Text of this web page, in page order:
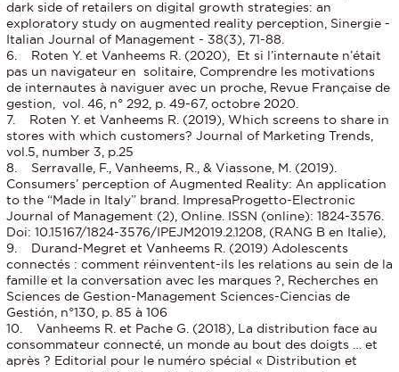
dark side of retailers on digital growth strategies: an
exploratory study on augmented reality perception, Sinergie -
Italian Journal of Management - 38(3), 71-88.
6. Roten Y. et Vanheems R. (2020), Et si l’internaute n’était
pas un navigateur en solitaire, Comprendre les motivations
de internautes à naviguer avec un proche, Revue Française de
gestion, vol. 46, n° 292, p. 49-67, octobre 2020.
7. Roten Y. et Vanheems R. (2019), Which screens to share in
stores with which customers? Journal of Marketing Trends,
vol.5, number 3, p.25
8. Serravalle, F., Vanheems, R., & Viassone, M. (2019).
Consumers’ perception of Augmented Reality: An application
to the “Made in Italy” brand. ImpresaProgetto-Electronic
Journal of Management (2), Online. ISSN (online): 1824-3576.
Doi: 10.15167/1824-3576/IPEJM2019.2.1208, (RANG B en Italie),
9. Durand-Megret et Vanheems R. (2019) Adolescents
connectés : comment réinventent-ils les relations au sein de la
famille et la conversation avec les marques ?, Recherches en
Sciences de Gestion-Management Sciences-Ciencias de
Gestión, n°130, p. 85 à 106
10. Vanheems R. et Pache G. (2018), La distribution face au
consommateur connecté, un monde au bout des doigts … et
après ? Editorial pour le numéro spécial « Distribution et